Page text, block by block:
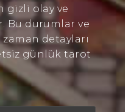
gizli olay ve
Bu durumlar ve
detayları
günlük tarot